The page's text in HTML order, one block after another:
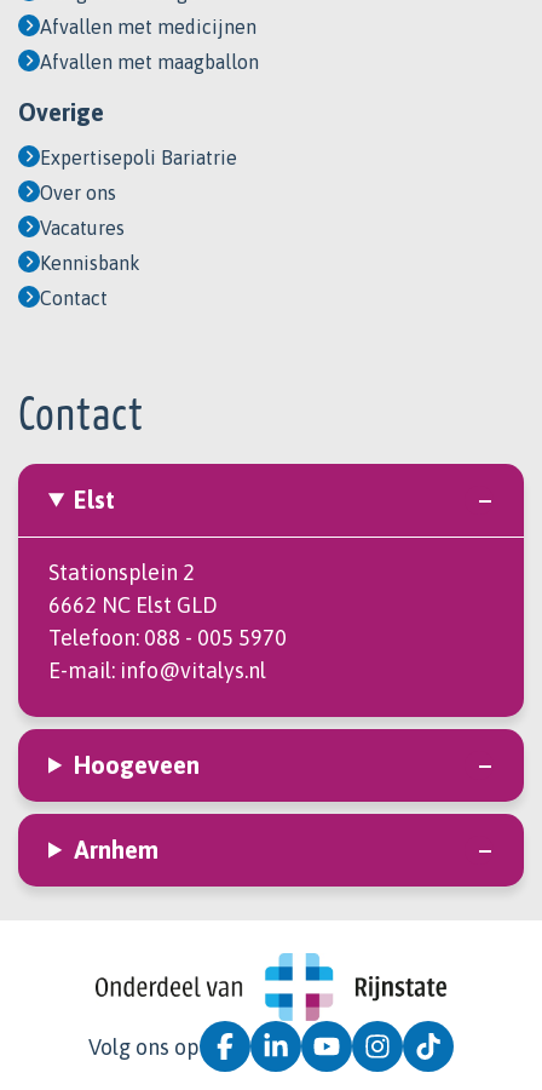
Afvallen met medicijnen
Afvallen met maagballon
Overige
Expertisepoli Bariatrie
Over ons
Vacatures
Kennisbank
Contact
Contact
Elst
Stationsplein 2
6662 NC Elst GLD
Telefoon: 088 - 005 5970
E-mail: info@vitalys.nl
Hoogeveen
Arnhem
Volg ons op